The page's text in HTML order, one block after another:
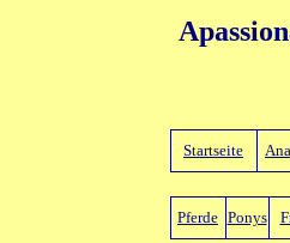
Startseite
Pferde Ponys